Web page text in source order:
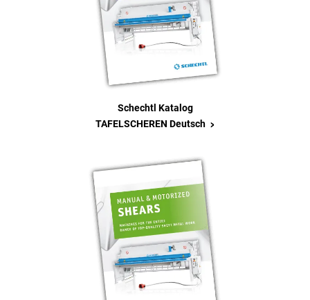
Schechtl Katalog
TAFELSCHEREN Deutsch >